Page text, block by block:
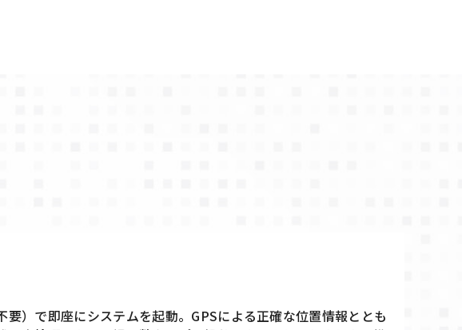
）で即座にシステムを起動。GPSによる正確な位置情報ととも